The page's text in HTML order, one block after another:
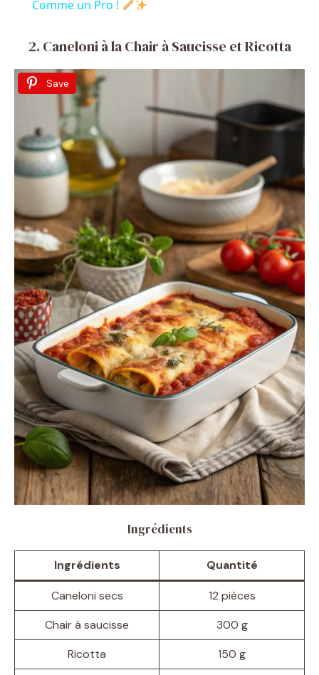
y
i
d
e
o
Comme un Pro !
2. Caneloni à la Chair à Saucisse et Ricotta
Save
Ingrédients
Ingrédients Quantité
Caneloni secs
12 pièces
Chair à saucisse
300 g
Ricotta
150 g